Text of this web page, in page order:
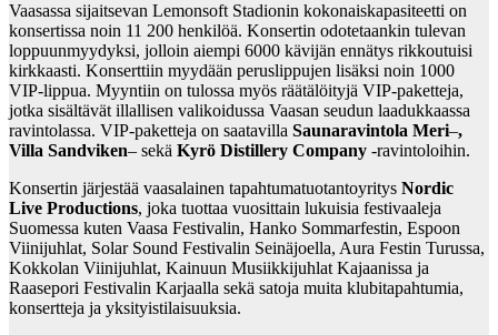
Vaasassa sijaitsevan Lemonsoft Stadionin kokonaiskapasiteetti on
konsertissa noin 11 200 henkilöä. Konsertin odotetaankin tulevan
loppuunmyydyksi, jolloin aiempi 6000 kävijän ennätys rikkoutuisi
kirkkaasti. Konserttiin myydään peruslippujen lisäksi noin 1000
VIP-lippua. Myyntiin on tulossa myös räätälöityjä VIP-paketteja,
jotka sisältävät illallisen valikoidussa Vaasan seudun laadukkaassa
ravintolassa. VIP-paketteja on saatavilla Saunaravintola Meri–,
Villa Sandviken– sekä Kyrö Distillery Company -ravintoloihin.
Konsertin järjestää vaasalainen tapahtumatuotantoyritys Nordic
Live Productions, joka tuottaa vuosittain lukuisia festivaaleja
Suomessa kuten Vaasa Festivalin, Hanko Sommarfestin, Espoon
Viinijuhlat, Solar Sound Festivalin Seinäjoella, Aura Festin Turussa,
Kokkolan Viinijuhlat, Kainuun Musiikkijuhlat Kajaanissa ja
Raasepori Festivalin Karjaalla sekä satoja muita klubitapahtumia,
konsertteja ja yksityistilaisuuksia.